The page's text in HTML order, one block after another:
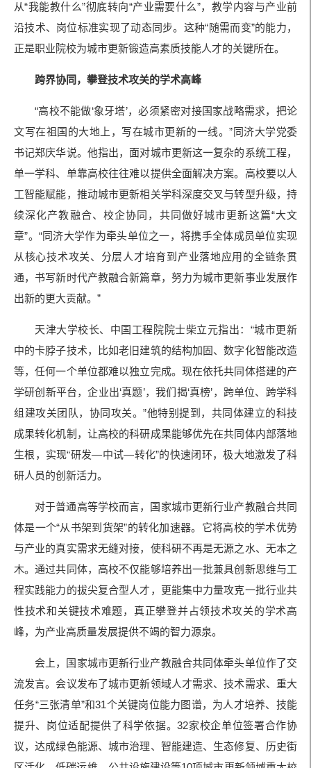
从“我能教什么”彻底转向“产业需要什么”，教学内容与产业前
沿技术、岗位标准实现了动态同步。这种“随需而变”的能力，
正是职业院校为城市更新锻造高素质技能人才的关键所在。
跨界协同，攀登技术攻关的学术高峰
“高校不能做‘象牙塔’，必须紧密对接国家战略需求，把论
文写在祖国的大地上，写在城市更新的一线。”同济大学党委
书记郑庆华说。他指出，面对城市更新这一复杂的系统工程，
单一学科、单靠高校往往难以提供全面解决方案。高校要以人
工智能赋能，推动城市更新相关学科深度交叉与转型升级，持
续深化产教融合、校企协同，共同做好城市更新这篇“大文
章”。“同济大学作为牵头单位之一，将携手全体成员单位实现
从核心技术攻关、分层人才培育到产业落地应用的全链条贯
通，书写新时代产教融合新篇章，努力为城市更新事业发展作
出新的更大贡献。”
天津大学校长、中国工程院院士柴立元指出：“城市更新
中的卡脖子技术，比如老旧建筑的结构加固、数字化智能改造
等，任何一个单位都难以独立完成。现在依托共同体搭建的产
学研创新平台，企业出‘真题’，我们揭‘真榜’，跨单位、跨学科
组建攻关团队，协同攻关。”他特别提到，共同体建立的科技
成果转化机制，让高校的科研成果能够优先在共同体内部落地
生根，实现“研发—中试—转化”的快速闭环，极大地激发了科
研人员的创新活力。
对于普通高等学校而言，国家城市更新行业产教融合共同
体是一个“从书架到货架”的转化加速器。它将高校的学术优势
与产业的真实需求无缝对接，使科研不再是无源之水、无本之
木。通过共同体，高校不仅能够培养出一批兼具创新思维与工
程实践能力的拔尖复合型人才，更能集中力量攻克一批行业共
性技术和关键技术难题，真正攀登并占领技术攻关的学术高
峰，为产业高质量发展提供不竭的智力源泉。
会上，国家城市更新行业产教融合共同体牵头单位作了交
流发言。会议发布了城市更新领域人才需求、技术需求、重大
任务“三张清单”和31个关键岗位能力图谱，为人才培养、技能
提升、岗位适配提供了科学依据。32家校企单位签署合作协
议，达成绿色能源、城市治理、智能建造、生态修复、历史街